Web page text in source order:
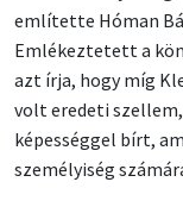
említette Hóman
Emlékeztetett a
azt írja, hogy míg
volt eredeti
képességgel bírt,
személyiség